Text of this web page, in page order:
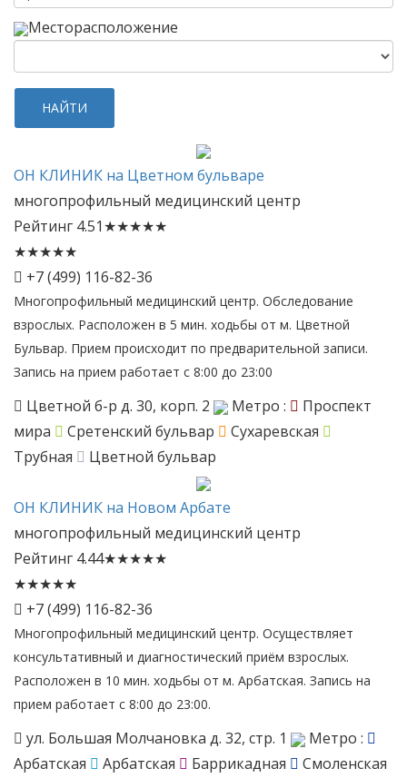
Месторасположение
НАЙТИ
ОН КЛИНИК на Цветном бульваре
многопрофильный медицинский центр
Рейтинг 4.51★★★★★
★★★★★
+7 (499) 116-82-36
Многопрофильный медицинский центр. Обследование
взрослых. Расположен в 5 мин. ходьбы от м. Цветной
Бульвар. Прием происходит по предварительной записи.
Запись на прием работает с 8:00 до 23:00
Цветной б-р д. 30, корп. 2 Метро :
Проспект
мира
Сретенский бульвар
Сухаревская
Трубная
Цветной бульвар
ОН КЛИНИК на Новом Арбате
многопрофильный медицинский центр
Рейтинг 4.44★★★★★
★★★★★
+7 (499) 116-82-36
Многопрофильный медицинский центр. Осуществляет
консультативный и диагностический приём взрослых.
Расположен в 10 мин. ходьбы от м. Арбатская. Запись на
прием работает с 8:00 до 23:00.
ул. Большая Молчановка д. 32, стр. 1
Метро :
Арбатская
Арбатская Баррикадная
Смоленская